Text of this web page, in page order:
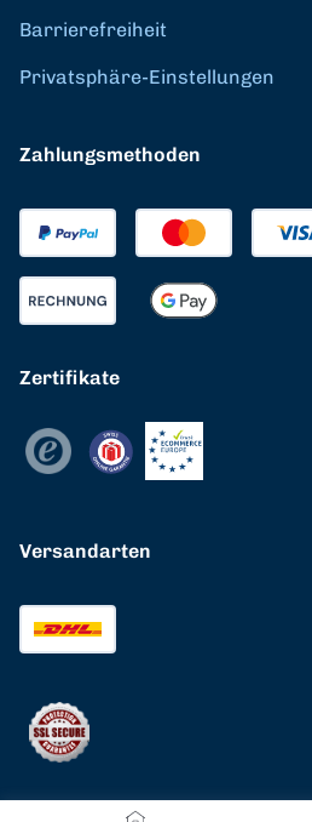
Barrierefreiheit
Privatsphäre-Einstellungen
Zahlungsmethoden
Zertifikate
Versandarten